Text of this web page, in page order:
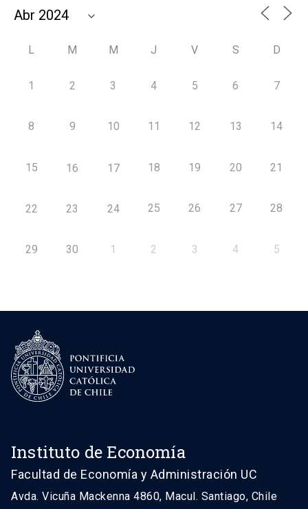
L M M J V S D
1 2 3 4 5 6 7
8 9 10 11 12 13 14
15 16 17 18 19 20 21
22 23 24 25 26 27 28
29 30 1 2 3 4 5
Instituto de Economía
Facultad de Economía y Administración UC
Avda. Vicuña Mackenna 4860, Macul. Santiago, Chile